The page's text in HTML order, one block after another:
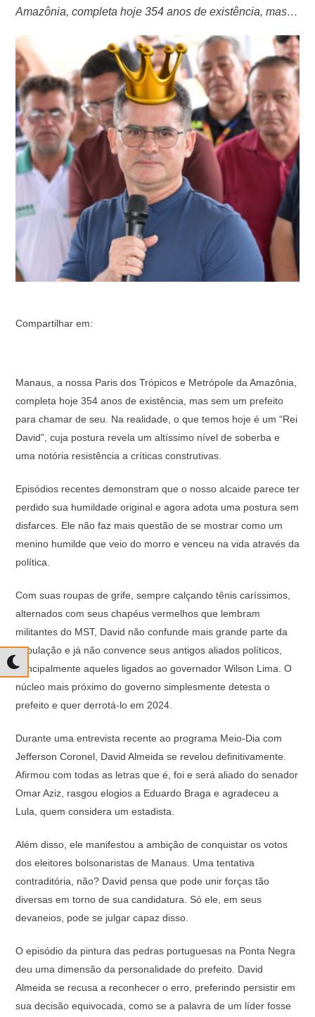
Amazônia, completa hoje 354 anos de existência, mas
que temos hoje é um “Rei David”, cuja postura revela um
altíssimo nível de soberba e uma notória resistência a
críticas construtivas. Episódios recentes demonstram
que o nosso …
Compartilhar em:
Manaus, a nossa Paris dos Trópicos e Metrópole da Amazônia,
completa hoje 354 anos de existência, mas sem um prefeito
para chamar de seu. Na realidade, o que temos hoje é um “Rei
David”, cuja postura revela um altíssimo nível de soberba e
uma notória resistência a críticas construtivas.
Episódios recentes demonstram que o nosso alcaide parece ter
perdido sua humildade original e agora adota uma postura sem
disfarces. Ele não faz mais questão de se mostrar como um
menino humilde que veio do morro e venceu na vida através da
política.
Com suas roupas de grife, sempre calçando tênis caríssimos,
alternados com seus chapéus vermelhos que lembram
militantes do MST, David não confunde mais grande parte da
população e já não convence seus antigos aliados políticos,
principalmente aqueles ligados ao governador Wilson Lima. O
núcleo mais próximo do governo simplesmente detesta o
prefeito e quer derrotá-lo em 2024.
Durante uma entrevista recente ao programa Meio-Dia com
Jefferson Coronel, David Almeida se revelou definitivamente.
Afirmou com todas as letras que é, foi e será aliado do senador
Omar Aziz, rasgou elogios a Eduardo Braga e agradeceu a
Lula, quem considera um estadista.
Além disso, ele manifestou a ambição de conquistar os votos
dos eleitores bolsonaristas de Manaus. Uma tentativa
contraditória, não? David pensa que pode unir forças tão
diversas em torno de sua candidatura. Só ele, em seus
devaneios, pode se julgar capaz disso.
O episódio da pintura das pedras portuguesas na Ponta Negra
deu uma dimensão da personalidade do prefeito. David
Almeida se recusa a reconhecer o erro, preferindo persistir em
sua decisão equivocada, como se a palavra de um líder fosse